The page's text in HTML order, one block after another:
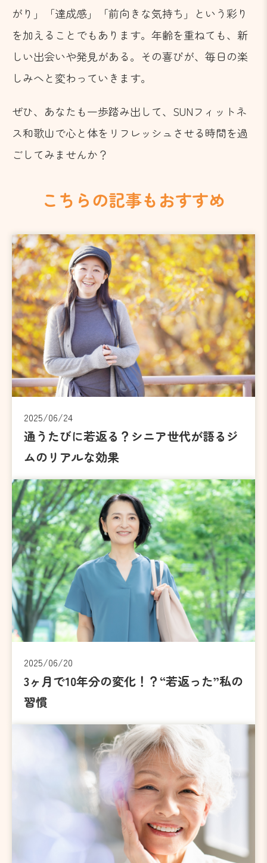
がり」「達成感」「前向きな気持ち」という彩り
を加えることでもあります。年齢を重ねても、新
しい出会いや発見がある。その喜びが、毎日の楽
しみへと変わっていきます。
ぜひ、あなたも一歩踏み出して、SUNフィットネ
ス和歌山で心と体をリフレッシュさせる時間を過
ごしてみませんか？
こちらの記事もおすすめ
2025/06/24
通うたびに若返る？シニア世代が語るジ
ムのリアルな効果
2025/06/20
3ヶ月で10年分の変化！？“若返った”私の
習慣